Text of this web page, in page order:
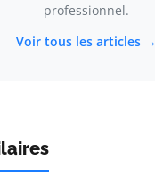
professionnel.
Voir tous les articles →